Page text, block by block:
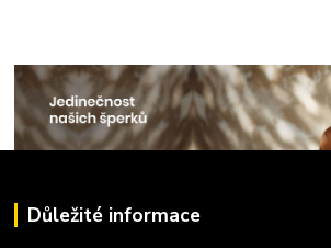
Důležité informace